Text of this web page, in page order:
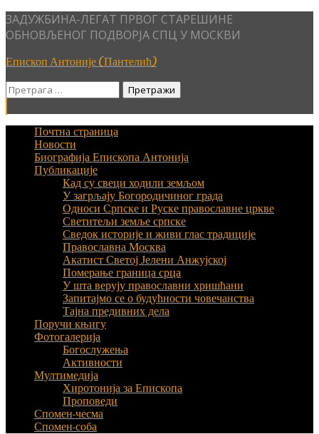
Skip
to
ЗАДУЖБИНА-ЛЕГАТ ПРВОГ СТАРЕШИНЕ
ОБНОВЉЕНОГ ПОДВОРЈА СПЦ У МОСКВИ
Епископ Антоније (Пантелић)
Претрага
Почтна страница
Новости
Биографија Епископа Антонија
Публикације
Кад су свеци ходили земљом
У загрљају Богородичиног града
Односи Српске и Руске православне цркве
Светитељи земље српске
Сведок историје и живи глас традиције
Православна Москва
Акатист Светој Јелени Анжујској
Померање граница срца
У шта верују православни хришћани
Запитајмо се о будућности човечанства
Тајна предивних дела
Поручи књигу
Фотогалерија
Богослужења
Активности
Мултимедија
Хиротонија за Епископа
Проповеди
Спомен-чесма
Спомен-соба